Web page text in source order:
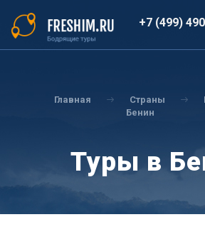
основному
содержанию
+7 (499)
Главная Страны
Бенин
Туры в